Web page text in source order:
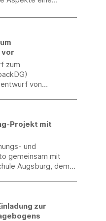
zum
von
Projekt mit
und
gemeinsam mit
Augsburg, dem
zur